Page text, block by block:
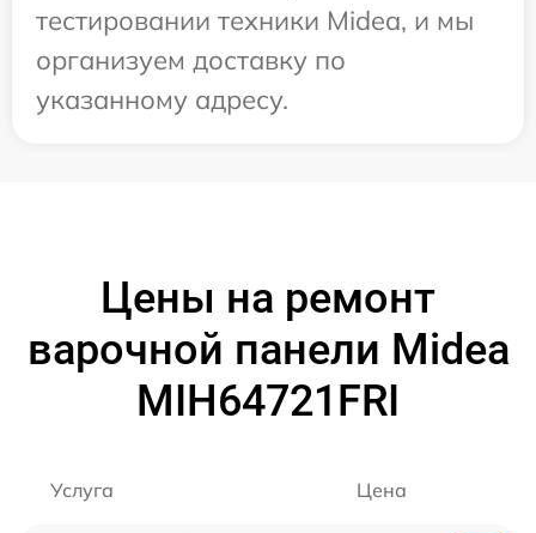
тестировании техники Midea, и мы
организуем доставку по
указанному адресу.
Цены на ремонт
варочной панели Midea
MIH64721FRI
Услуга Цена